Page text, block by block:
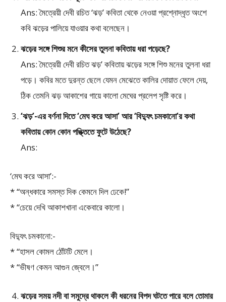
Ans: মৈত্রেয়ী দেবী রচিত ‘ঝড়’ কবিতা থেকে নেওয়া প্রশ্নোদ্ধৃত অংশে
কবি ঝড়ের পালিয়ে যাওয়ার কথা বলেছেন।
ঝড়ের সঙ্গে শিশুর মনে কীসের তুলনা কবিতায় ধরা পড়েছে?
Ans: মৈত্রেয়ী দেবী রচিত ঝড়’ কবিতায় ঝড়ের সঙ্গে শিশু মনের তুলনা ধরা
পড়ে। কবির মতে দুরন্ত ছেলে যেমন মেঝেতে কালির দোয়াত ফেলে দেয়,
ঠিক তেমনি ঝড় আকাশের গায়ে কালো মেঘের প্রলেপ সৃষ্টি করে।
‘ঝড়’-এর বর্ণনা দিতে ‘মেঘ করে আসা’ আর ‘বিদ্যুৎ চমকানো’র কথা
কবিতায় কোন কোন পঙ্ক্তিতে ফুটে উঠেছে?
Ans:
‘মেঘ করে আসা’:-
* “অন্ধকারে সমস্ত দিক কেমনে দিল ঢেকে!”
* “চেয়ে দেখি আকাশখানা একেবারে কালো।
বিদ্যুৎ চমকানো:-
* “হাসল কোমল ঠোঁটটি মেলে।
* “ভীষণ কেমন আগুন জ্বেলে।”
ঝড়ের সময় নদী বা সমুদ্রে থাকলে কী ধরনের বিপদ ঘটতে পারে বলে তোমার